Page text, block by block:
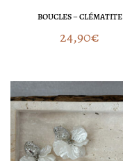
BOUCLES – CLÉMATITE
24,90€